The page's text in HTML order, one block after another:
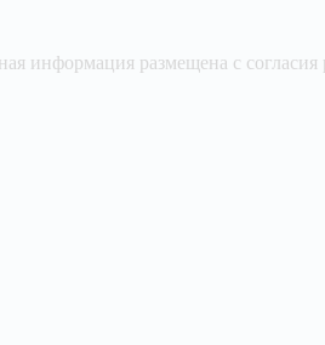
информация размещена с согласия